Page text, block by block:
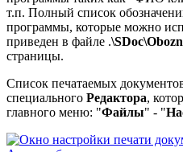
т.п. Полный список
программы, которые можно
приведен в файле .
страницы.
Список печатаемых
специального Редактора,
главного меню: "Файлы" - "